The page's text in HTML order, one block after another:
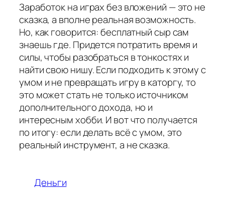
Заработок на играх без вложений — это не
сказка, а вполне реальная возможность.
Но, как говорится: бесплатный сыр сам
знаешь где. Придется потратить время и
силы, чтобы разобраться в тонкостях и
найти свою нишу. Если подходить к этому с
умом и не превращать игру в каторгу, то
это может стать не только источником
дополнительного дохода, но и
интересным хобби. И вот что получается
по итогу: если делать всё с умом, это
реальный инструмент, а не сказка.
Деньги